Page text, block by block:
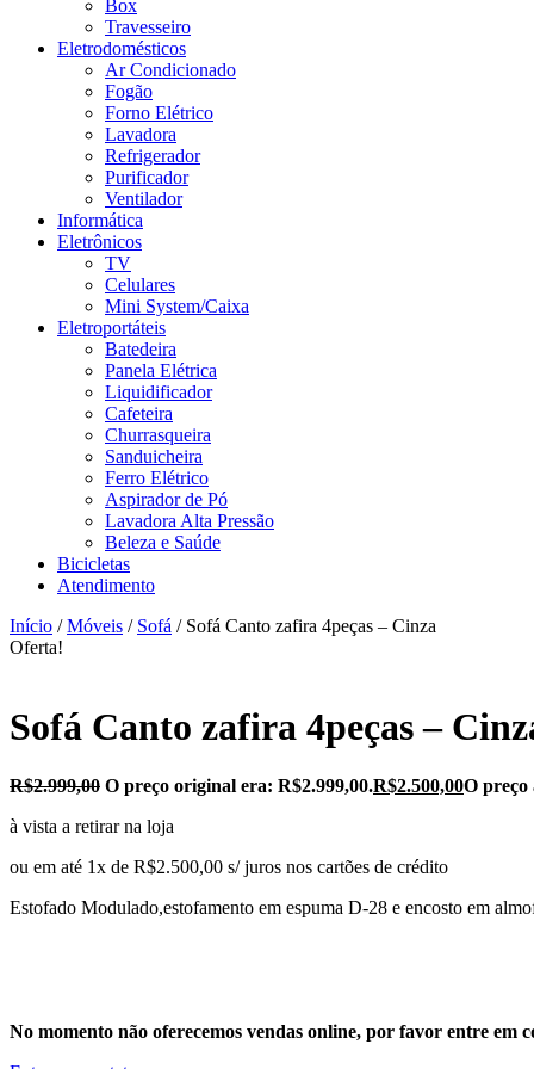
Box
Travesseiro
Eletrodomésticos
Ar Condicionado
Fogão
Forno Elétrico
Lavadora
Refrigerador
Purificador
Ventilador
Informática
Eletrônicos
TV
Celulares
Mini System/Caixa
Eletroportáteis
Batedeira
Panela Elétrica
Liquidificador
Cafeteira
Churrasqueira
Sanduicheira
Ferro Elétrico
Aspirador de Pó
Lavadora Alta Pressão
Beleza e Saúde
Bicicletas
Atendimento
Início /Móveis / Sofá / Sofá Canto zafira 4peças – Cinza
Oferta!
Sofá Canto zafira 4peças –
R$2.999,00 O preço original era: R$2.999,00.R$2.500,00O preço
à vista a retirar na loja
ou em até 1x de R$2.500,00 s/ juros nos cartões de crédito
Estofado Modulado,estofamento em espuma D-28 e encosto em
No momento não oferecemos vendas online, por favor entre em